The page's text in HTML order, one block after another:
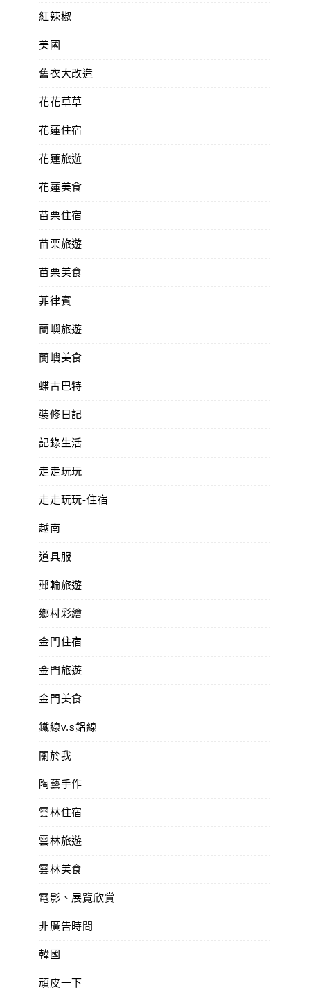
紅辣椒
美國
舊衣大改造
花花草草
花蓮住宿
花蓮旅遊
花蓮美食
苗栗住宿
苗栗旅遊
苗栗美食
菲律賓
蘭嶼旅遊
蘭嶼美食
蝶古巴特
裝修日記
記錄生活
走走玩玩
走走玩玩-住宿
越南
道具服
郵輪旅遊
鄉村彩繪
金門住宿
金門旅遊
金門美食
鐵線v.s鋁線
關於我
陶藝手作
雲林住宿
雲林旅遊
雲林美食
電影、展覽欣賞
非廣告時間
韓國
頑皮一下